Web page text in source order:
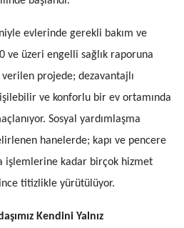
evlerinde gerekli bakım ve
ve üzeri engelli sağlık raporuna
projede; dezavantajlı
ve konforlu bir ev ortamında
Sosyal yardımlaşma
hanelerde; kapı ve pencere
işlemlerine kadar birçok hizmet
titizlikle yürütülüyor.
Kendini Yalnız